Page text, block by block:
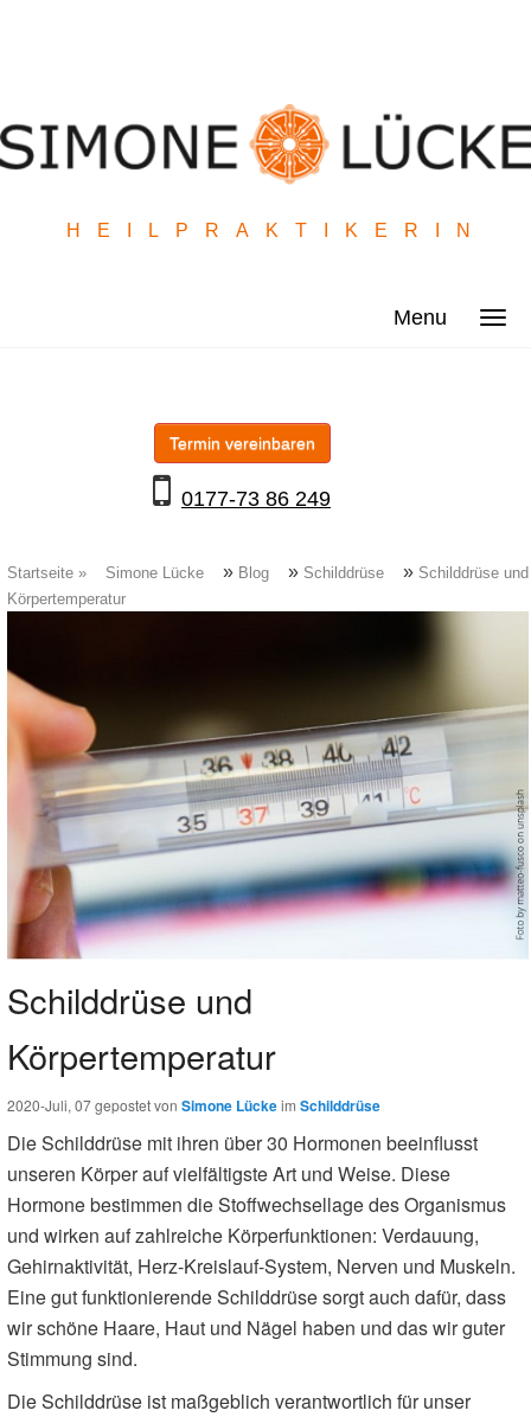
HEILPRAKTIKERIN
Termin vereinbaren
0177-73 86 249
Menu
Startseite » Simone Lücke » Blog » Schilddrüse » Schilddrüse und
Körpertemperatur
Schilddrüse und
Körpertemperatur
2020-Juli, 07gepostet von Simone Lückeim Schilddrüse
Die Schilddrüse mit ihren über 30 Hormonen beeinflusst
unseren Körper auf vielfältigste Art und Weise. Diese
Hormone bestimmen die Stoffwechsellage des Organismus
und wirken auf zahlreiche Körperfunktionen: Verdauung,
Gehirnaktivität, Herz-Kreislauf-System, Nerven und Muskeln.
Eine gut funktionierende Schilddrüse sorgt auch dafür, dass
wir schöne Haare, Haut und Nägel haben und das wir guter
Stimmung sind.
Die Schilddrüse ist maßgeblich verantwortlich für unser